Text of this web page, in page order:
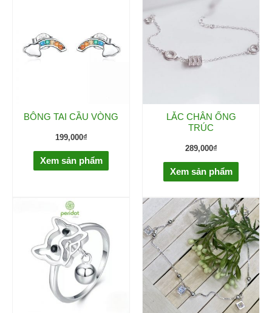
BÔNG TAI CẦU VÒNG
199,000₫
Xem sản phẩm
LẮC CHÂN ỐNG
TRÚC
289,000₫
Xem sản phẩm